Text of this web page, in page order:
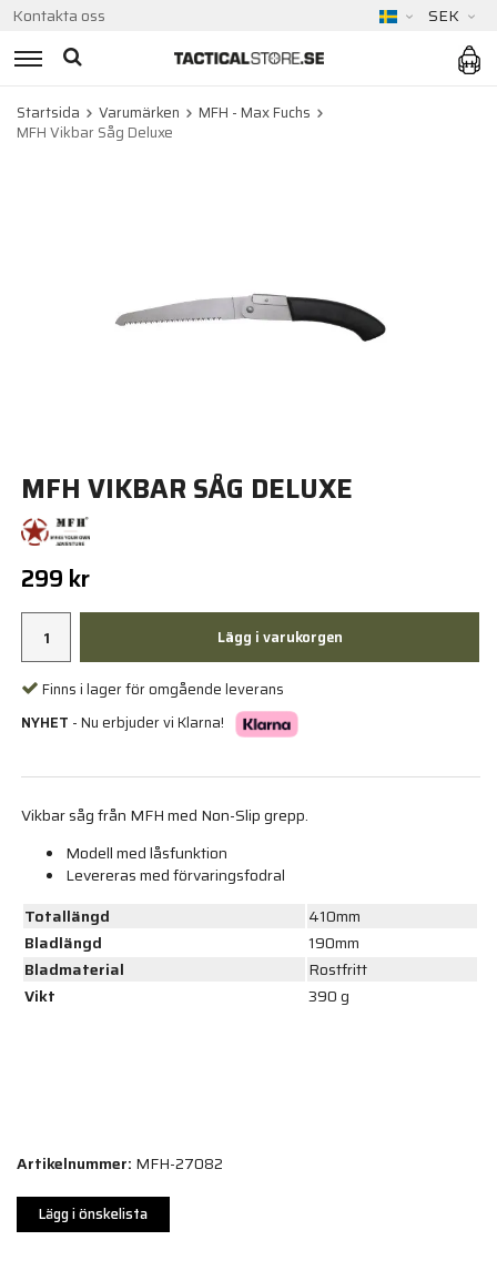
Kontakta oss SEK
Startsida Varumärken
MFH - Max Fuchs
MFH Vikbar Såg Deluxe
MFH VIKBAR SÅG DELUXE
299 kr
Lägg i varukorgen
Finns i lager för omgående leverans
NYHET - Nu erbjuder vi Klarna!
Vikbar såg från MFH med Non-Slip grepp.
Modell med låsfunktion
Levereras med förvaringsfodral
Totallängd
410mm
Bladlängd
190mm
Bladmaterial
Rostfritt
Vikt
390 g
Artikelnummer: MFH-27082
Lägg i önskelista